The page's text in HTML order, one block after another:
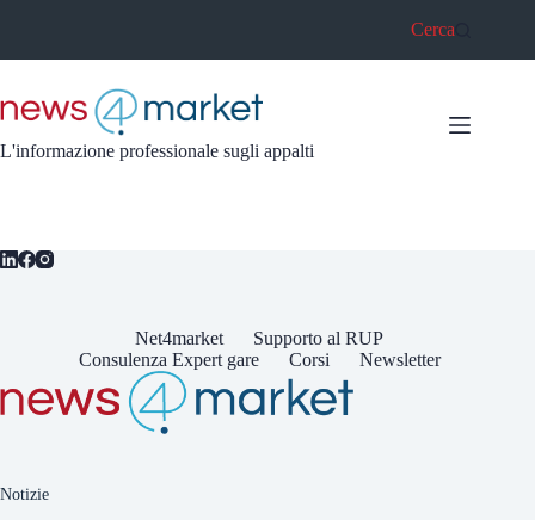
Cerca
L'informazione professionale sugli appalti
Net4market
Supporto al RUP
Consulenza Expert gare
Corsi Newsletter
Notizie